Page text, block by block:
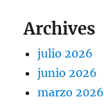
Archives
julio 2026
junio 2026
marzo 2026